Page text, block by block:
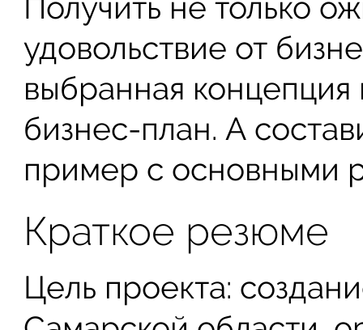
удовольствие от
выбранная
бизнес-план. А
пример с основными
Краткое резюме
Цель проекта: